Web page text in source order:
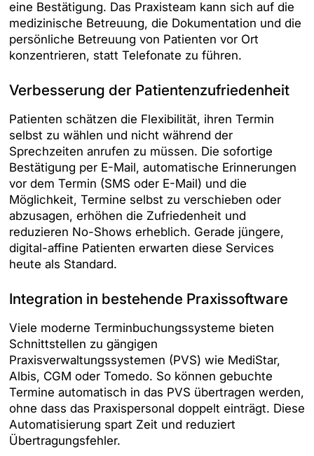
eine Bestätigung. Das Praxisteam kann sich auf die
medizinische Betreuung, die Dokumentation und die
persönliche Betreuung von Patienten vor Ort
konzentrieren, statt Telefonate zu führen.
Verbesserung der Patientenzufriedenheit
Patienten schätzen die Flexibilität, ihren Termin
selbst zu wählen und nicht während der
Sprechzeiten anrufen zu müssen. Die sofortige
Bestätigung per E-Mail, automatische Erinnerungen
vor dem Termin (SMS oder E-Mail) und die
Möglichkeit, Termine selbst zu verschieben oder
abzusagen, erhöhen die Zufriedenheit und
reduzieren No-Shows erheblich. Gerade jüngere,
digital-affine Patienten erwarten diese Services
heute als Standard.
Integration in bestehende Praxissoftware
Viele moderne Terminbuchungssysteme bieten
Schnittstellen zu gängigen
Praxisverwaltungssystemen (PVS) wie MediStar,
Albis, CGM oder Tomedo. So können gebuchte
Termine automatisch in das PVS übertragen werden,
ohne dass das Praxispersonal doppelt einträgt. Diese
Automatisierung spart Zeit und reduziert
Übertragungsfehler.